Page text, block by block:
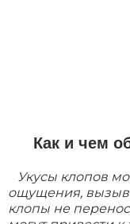
Как и чем
Укусы клопов
ощущения,
клопы не